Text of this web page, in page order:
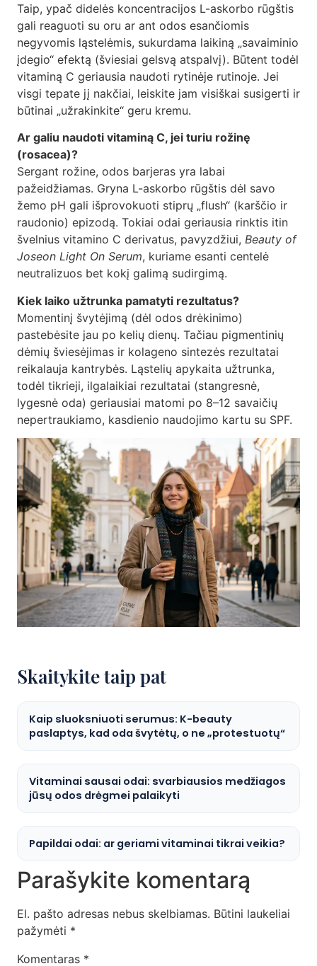
Taip, ypač didelės koncentracijos L-askorbo rūgštis
gali reaguoti su oru ar ant odos esančiomis
negyvomis ląstelėmis, sukurdama laikiną „savaiminio
įdegio“ efektą (šviesiai gelsvą atspalvį). Būtent todėl
vitaminą C geriausia naudoti rytinėje rutinoje. Jei
visgi tepate jį nakčiai, leiskite jam visiškai susigerti ir
būtinai „užrakinkite“ geru kremu.
Ar galiu naudoti vitaminą C, jei turiu rožinę
(rosacea)?
Sergant rožine, odos barjeras yra labai
pažeidžiamas. Gryna L-askorbo rūgštis dėl savo
žemo pH gali išprovokuoti stiprų „flush“ (karščio ir
raudonio) epizodą. Tokiai odai geriausia rinktis itin
švelnius vitamino C derivatus, pavyzdžiui, Beauty of
Joseon Light On Serum, kuriame esanti centelė
neutralizuos bet kokį galimą sudirgimą.
Kiek laiko užtrunka pamatyti rezultatus?
Momentinį švytėjimą (dėl odos drėkinimo)
pastebėsite jau po kelių dienų. Tačiau pigmentinių
dėmių šviesėjimas ir kolageno sintezės rezultatai
reikalauja kantrybės. Ląstelių apykaita užtrunka,
todėl tikrieji, ilgalaikiai rezultatai (stangresnė,
lygesnė oda) geriausiai matomi po 8–12 savaičių
nepertraukiamo, kasdienio naudojimo kartu su SPF.
Skaitykite taip pat
Kaip sluoksniuoti serumus: K-beauty
paslaptys, kad oda švytėtų, o ne „protestuotų“
Vitaminai sausai odai: svarbiausios medžiagos
jūsų odos drėgmei palaikyti
Papildai odai: ar geriami vitaminai tikrai veikia?
Parašykite komentarą
El. pašto adresas nebus skelbiamas. Būtini laukeliai
pažymėti *
Komentaras *